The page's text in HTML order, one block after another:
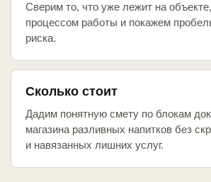
Сверим то, что уже лежит на
процессом работы и покажем
риска.
Сколько стоит
Дадим понятную смету по блокам
магазина разливных напитков без
и навязанных лишних услуг.